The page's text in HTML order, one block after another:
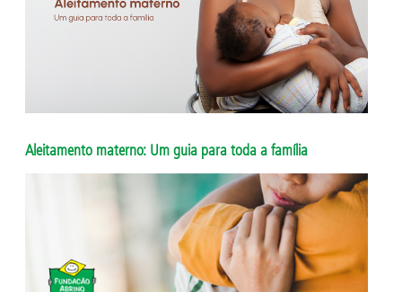
Aleitamento materno: Um guia para toda a família